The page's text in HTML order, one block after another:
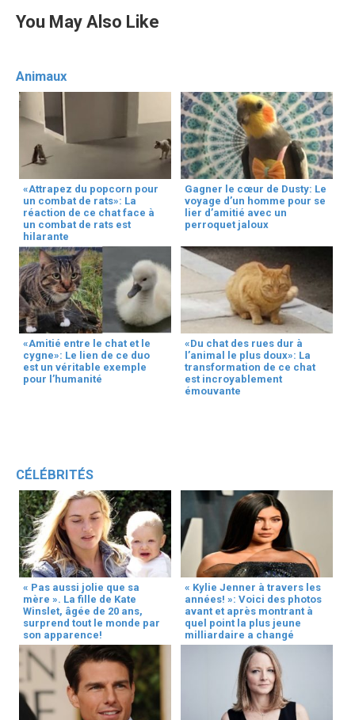
You May Also Like
Animaux
«Attrapez du popcorn pour
un combat de rats»: La
réaction de ce chat face à
un combat de rats est
hilarante
Gagner le cœur de Dusty: Le
voyage d’un homme pour se
lier d’amitié avec un
perroquet jaloux
«Amitié entre le chat et le
cygne»: Le lien de ce duo
est un véritable exemple
pour l’humanité
«Du chat des rues dur à
l’animal le plus doux»: La
transformation de ce chat
est incroyablement
émouvante
CÉLÉBRITÉS
« Pas aussi jolie que sa
mère ». La fille de Kate
Winslet, âgée de 20 ans,
surprend tout le monde par
son apparence!
« Kylie Jenner à travers les
années! »: Voici des photos
avant et après montrant à
quel point la plus jeune
milliardaire a changé